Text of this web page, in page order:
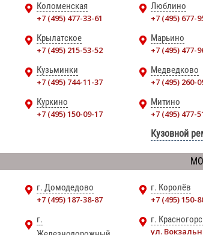
Коломенская
+7 (495) 477-33-61
Люблино
+7 (495) 677-
Крылатское
+7 (495) 215-53-52
Марьино
+7 (495) 477-
Кузьминки
+7 (495) 744-11-37
Медведково
+7 (495) 260-
Куркино
+7 (495) 150-09-17
Митино
+7 (495) 477-
Кузовной
г. Домодедово
+7 (495) 187-38-87
г. Королёв
+7 (495) 150-
г.
г.
ул.